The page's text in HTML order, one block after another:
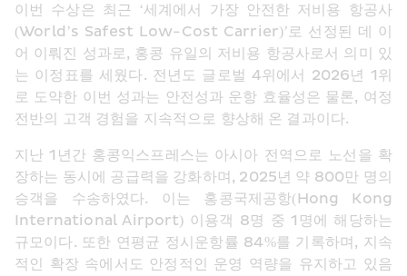
이번 수상은 최근 ‘세계에서 가장 안전한 저비용 항공사
(World’s Safest Low-Cost Carrier)’로 선정된 데 이
어 이뤄진 성과로, 홍콩 유일의 저비용 항공사로서 의미 있
는 이정표를 세웠다. 전년도 글로벌 4위에서 2026년 1위
로 도약한 이번 성과는 안전성과 운항 효율성은 물론, 여정
전반의 고객 경험을 지속적으로 향상해 온 결과이다.
지난 1년간 홍콩익스프레스는 아시아 전역으로 노선을 확
장하는 동시에 공급력을 강화하며, 2025년 약 800만 명의
승객을 수송하였다. 이는 홍콩국제공항(Hong Kong
International Airport) 이용객 8명 중 1명에 해당하는
규모이다. 또한 연평균 정시운항률 84%를 기록하며, 지속
적인 확장 속에서도 안정적인 운영 역량을 유지하고 있음